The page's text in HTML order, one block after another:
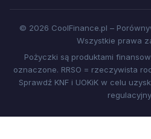
© 2026 CoolFinance.pl –
Wszystkie prawa
Pożyczki są produktami
oznaczone. RRSO = rzeczywista
Sprawdź KNF i UOKiK w celu